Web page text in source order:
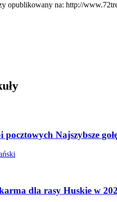
opublikowany na: http://
pocztowych Najszybsze
dla rasy Huskie w